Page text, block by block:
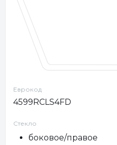
Еврокод
4599RCLS4FD
Стекло
боковое/правое